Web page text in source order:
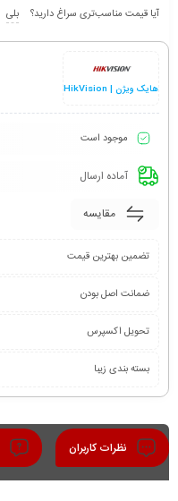
آیا قیمت مناسب‌تری سراغ دارید؟ بلی
هایک ویژن | HikVision
موجود است
آماده ارسال
مقایسه
تضمین بهترین قیمت
ضمانت اصل بودن
تحویل اکسپرس
بسته بندی زیبا
نظرات کاربران